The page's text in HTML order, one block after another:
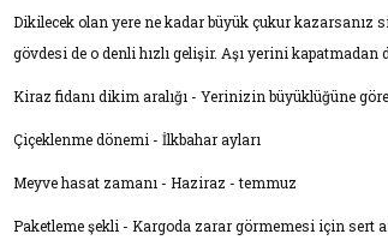
Dikilecek olan yere ne kadar büyük çukur kazarsanız
gövdesi de o denli hızlı gelişir. Aşı yerini
Kiraz fidanı dikim aralığı - Yerinizin büyüklüğüne
Çiçeklenme dönemi - İlkbahar ayları
Meyve hasat zamanı - Haziraz - temmuz
Paketleme şekli - Kargoda zarar görmemesi için sert